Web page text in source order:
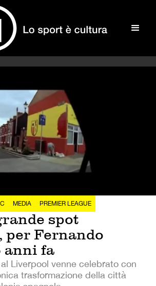
MEDIA PREMIER LEAGUE
spot
per Fernando
anni fa
Liverpool venne celebrato con
trasformazione della città